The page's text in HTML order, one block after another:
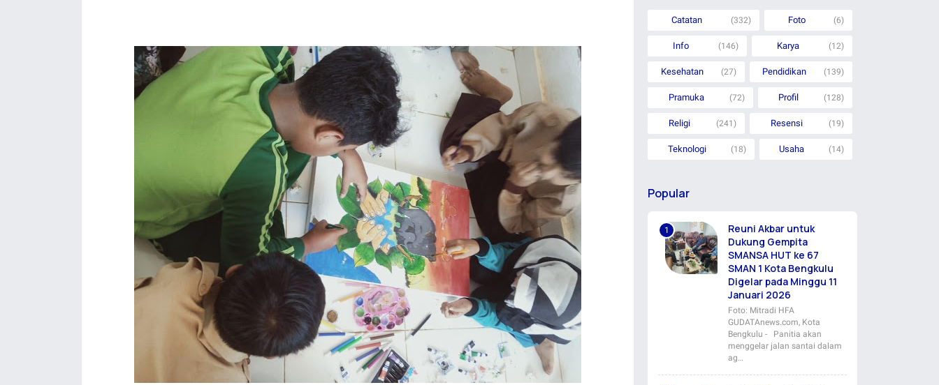
Catatan (332) Foto (6)
Info (146) Karya (12)
Kesehatan (27) Pendidikan (139)
Pramuka (72) Profil (128)
Religi (241) Resensi (19)
Teknologi (18) Usaha (14)
Popular
Reuni Akbar untuk
Dukung Gempita
SMANSA HUT ke 67
SMAN 1 Kota Bengkulu
Digelar pada Minggu 11
Januari 2026
Foto: Mitradi HFA
GUDATAnews.com, Kota
Bengkulu - Panitia akan
menggelar jalan santai dalam
ag…